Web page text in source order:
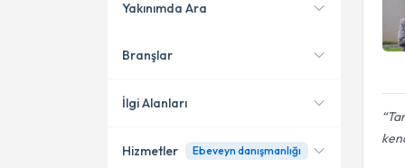
Muratpaşa
Alanya
Yakınımda Ara
Konumuma yakın uzmanları
Branşlar
Aile Danışmanı
İlgi Alanları
Hizmetler Ebeveyn danışmanlığı